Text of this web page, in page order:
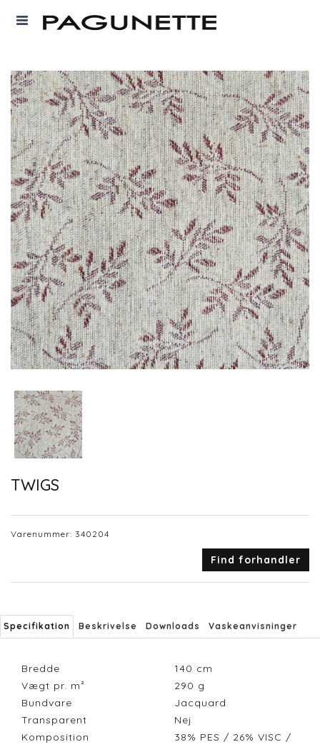
TWIGS
Varenummer: 340204
Find forhandler
Specifikation Beskrivelse Downloads Vaskeanvisninger
Bredde 140 cm
Vægt pr. m²
290 g
Bundvare
Jacquard
Transparent
Nej
Komposition
38% PES / 26% VISC /